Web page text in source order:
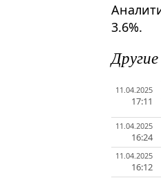
3.6%.
11.04.2025
17:11
11.04.2025
16:24
11.04.2025
16:12